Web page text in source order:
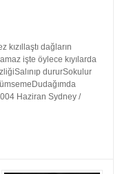
dağların
işte öylece kıyılarda
dururSokulur
Haziran Sydney /